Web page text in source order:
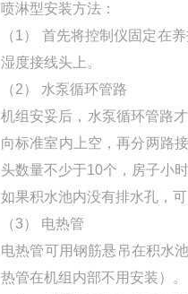
喷淋型安装方法：
（1） 首先将控制仪固定在
湿度接线头上。
（2） 水泵循环管路
机组安妥后，水泵循环管路
向标准室内上空，再分两路
头数量不少于10个，房子小
如果积水池内没有排水孔，
（3） 电热管
电热管可用钢筋悬吊在积水
热管在机组内部不用安装）。